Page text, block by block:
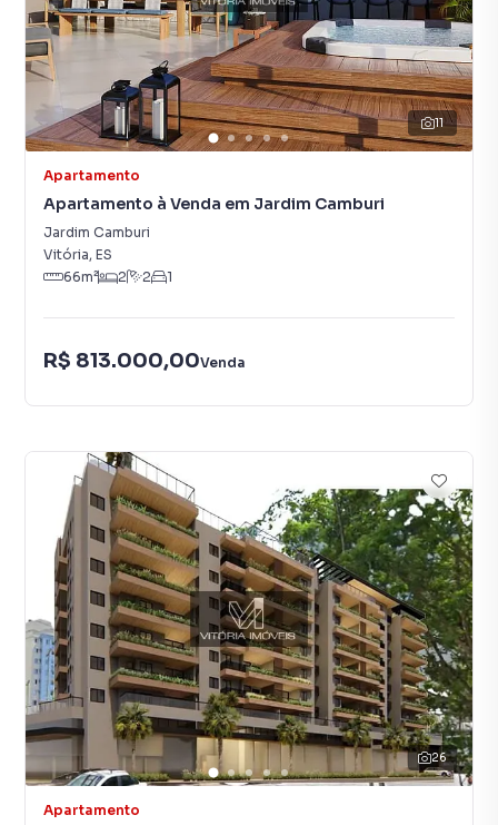
11
Apartamento
Apartamento à Venda em Jardim Camburi
Jardim Camburi
Vitória, ES
66m² 2 2 1
R$ 813.000,00Venda
26
Apartamento